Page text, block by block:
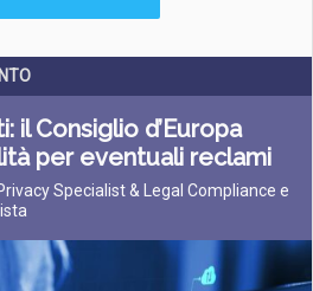
il Consiglio d’Europa
per eventuali reclami
Specialist & Legal Compliance e